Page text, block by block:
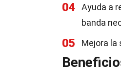
04
Ayuda a
banda
05 Mejora la